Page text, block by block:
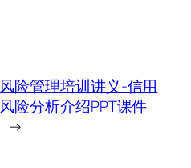
风险管理培训讲义-信用
风险分析介绍PPT课件
→